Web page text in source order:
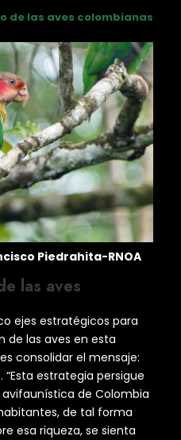
de las aves colombianas
Piedrahita-RNOA
las aves
ejes estratégicos para
de las aves en esta
consolidar el mensaje:
estrategia persigue
de Colombia
de tal forma
esa riqueza, se sienta